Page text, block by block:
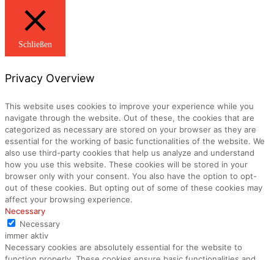
Schließen
Privacy Overview
This website uses cookies to improve your experience while you
navigate through the website. Out of these, the cookies that are
categorized as necessary are stored on your browser as they are
essential for the working of basic functionalities of the website. We
also use third-party cookies that help us analyze and understand
how you use this website. These cookies will be stored in your
browser only with your consent. You also have the option to opt-
out of these cookies. But opting out of some of these cookies may
affect your browsing experience.
Necessary
Necessary
immer aktiv
Necessary cookies are absolutely essential for the website to